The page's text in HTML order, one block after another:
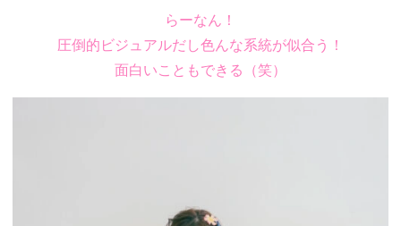
らーなん！
圧倒的ビジュアルだし色んな系統が似合う！
面白いこともできる（笑）